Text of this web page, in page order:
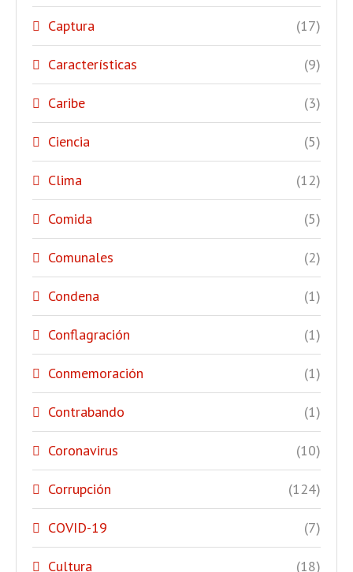
Captura (17)
Características (9)
Caribe (3)
Ciencia (5)
Clima (12)
Comida (5)
Comunales (2)
Condena (1)
Conflagración (1)
Conmemoración (1)
Contrabando (1)
Coronavirus (10)
Corrupción (124)
COVID-19 (7)
Cultura (18)